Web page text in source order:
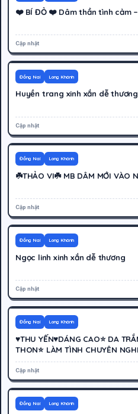
❤️ BÍ ĐỎ ❤️ Dâm thần tình cảm
Cập nhật
600K
Đồng Nai Long Khánh
Huyền trang xinh xắn dễ thương
Cập nhật
250K
Đồng Nai Long Khánh
☘️THẢO VI☘️ MB DÂM MỚI VÀO
Cập nhật
500K
Đồng Nai Long Khánh
Ngọc linh xinh xắn dễ thương
Cập nhật
500K
Đồng Nai Long Khánh
♥️THU YẾN♥️DÁNG CAO⭐ DA
THON⭐ LÀM TÌNH CHUYÊN
Cập nhật
400K
Đồng Nai Long Khánh